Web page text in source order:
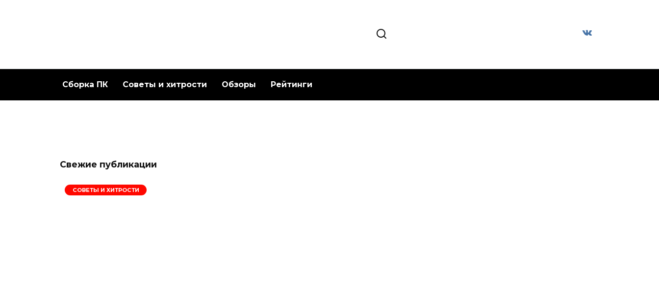
Сборка ПК Советы и хитрости Обзоры Рейтинги
Свежие публикации
СОВЕТЫ И ХИТРОСТИ